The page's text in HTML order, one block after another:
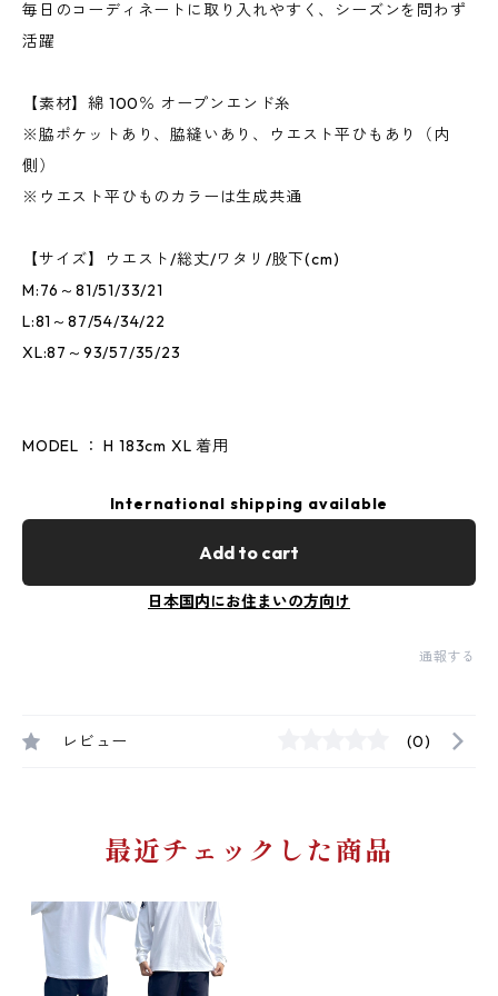
毎日のコーディネートに取り入れやすく、シーズンを問わず
活躍
【素材】綿 100％ オープンエンド糸
※脇ポケットあり、脇縫いあり、ウエスト平ひもあり（内
側）
※ウエスト平ひものカラーは生成共通
【サイズ】ウエスト/総丈/ワタリ/股下(cm)
M:76～81/51/33/21
L:81～87/54/34/22
XL:87～93/57/35/23
MODEL ： H 183cm XL 着用
International shipping available
Add to cart
日本国内にお住まいの方向け
通報する
レビュー (0)
最近チェックした商品